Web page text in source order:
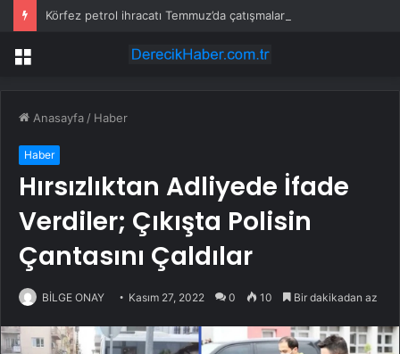
Menü
Anasayfa / Haber
Haber
Hırsızlıktan Adliyede İfade
Verdiler; Çıkışta Polisin
Çantasını Çaldılar
BİLGE ONAY Kasım 27, 2022 0 10 Bir dakikadan az